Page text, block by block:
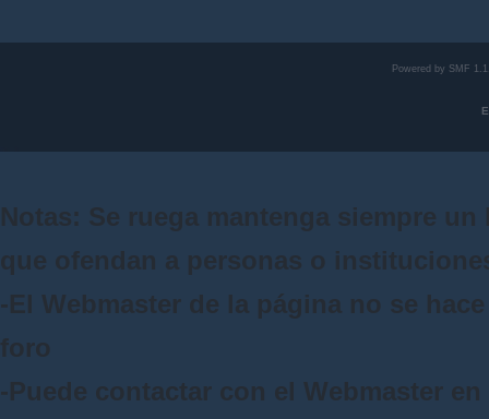
Powered by SMF
Notas: Se ruega mantenga siempre
que ofendan a personas o
-El Webmaster de la página no se
foro
-Puede contactar con el Webmaster